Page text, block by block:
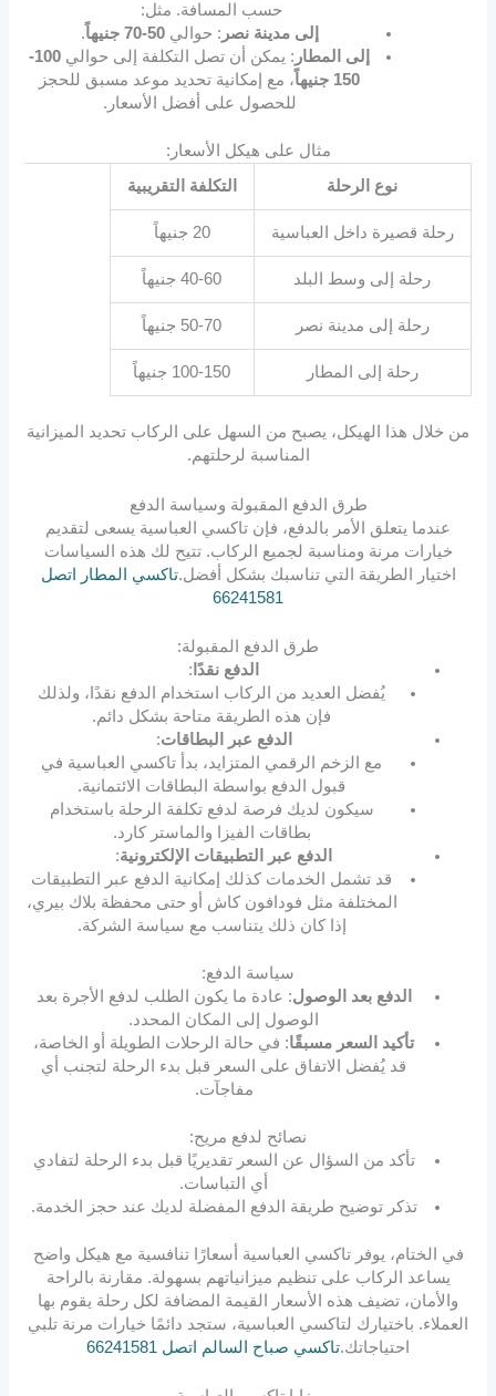
حسب المسافة. مثل:
إلى مدينة نصر : حوالي50-70 جنيهاً
.
إلى المطار : يمكن أن تصل التكلفة إلى حوالي
100-
150 جنيهاً
، مع إمكانية تحديد موعد مسبق للحجز
للحصول على أفضل الأسعار.
مثال على هيكل الأسعار:
نوع الرحلة
التكلفة التقريبية
رحلة قصيرة داخل العباسية 20 جنيهاً
رحلة إلى وسط البلد 40-60 جنيهاً
رحلة إلى مدينة نصر 50-70 جنيهاً
رحلة إلى المطار 100-150 جنيهاً
من خلال هذا الهيكل، يصبح من السهل على الركاب تحديد الميزانية
المناسبة لرحلتهم.
طرق الدفع المقبولة وسياسة الدفع
عندما يتعلق الأمر بالدفع، فإن تاكسي العباسية يسعى لتقديم
خيارات مرنة ومناسبة لجميع الركاب. تتيح لك هذه السياسات
اختيار الطريقة التي تناسبك بشكل أفضل.تاكسي المطار اتصل
66241581
طرق الدفع المقبولة:
الدفع نقدًا :
يُفضل العديد من الركاب استخدام الدفع نقدًا، ولذلك
فإن هذه الطريقة متاحة بشكل دائم.
الدفع عبر البطاقات:
مع الزخم الرقمي المتزايد، بدأ تاكسي العباسية في
قبول الدفع بواسطة البطاقات الائتمانية.
سيكون لديك فرصة لدفع تكلفة الرحلة باستخدام
بطاقات الفيزا والماستر كارد.
الدفع عبر التطبيقات الإلكترونية:
قد تشمل الخدمات كذلك إمكانية الدفع عبر التطبيقات
المختلفة مثل فودافون كاش أو حتى محفظة بلاك بيري،
إذا كان ذلك يتناسب مع سياسة الشركة.
سياسة الدفع:
الدفع بعد الوصول: عادة ما يكون الطلب لدفع الأجرة بعد
الوصول إلى المكان المحدد.
تأكيد السعر مسبقًا: في حالة الرحلات الطويلة أو الخاصة،
قد يُفضل الاتفاق على السعر قبل بدء الرحلة لتجنب أي
مفاجآت.
نصائح لدفع مريح:
تأكد من السؤال عن السعر تقديريًا قبل بدء الرحلة لتفادي
أي التباسات.
تذكر توضيح طريقة الدفع المفضلة لديك عند حجز الخدمة.
في الختام، يوفر تاكسي العباسية أسعارًا تنافسية مع هيكل واضح
يساعد الركاب على تنظيم ميزانياتهم بسهولة. مقارنة بالراحة
والأمان، تضيف هذه الأسعار القيمة المضافة لكل رحلة يقوم بها
العملاء. باختيارك لتاكسي العباسية، ستجد دائمًا خيارات مرنة تلبي
احتياجاتك.تاكسي صباح السالم اتصل 66241581